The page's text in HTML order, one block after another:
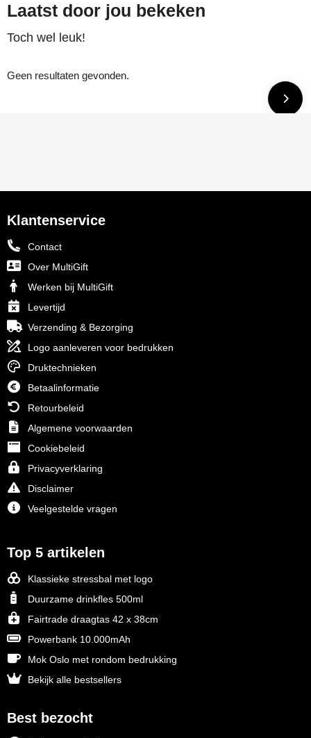
Laatst door jou bekeken
Toch wel leuk!
Geen resultaten gevonden.
Klantenservice
Contact
Over MultiGift
Werken bij MultiGift
Levertijd
Verzending & Bezorging
Logo aanleveren voor bedrukken
Druktechnieken
Betaalinformatie
Retourbeleid
Algemene voorwaarden
Cookiebeleid
Privacyverklaring
Disclaimer
Veelgestelde vragen
Top 5 artikelen
Klassieke stressbal met logo
Duurzame drinkfles 500ml
Fairtrade draagtas 42 x 38cm
Powerbank 10.000mAh
Mok Oslo met rondom bedrukking
Bekijk alle bestsellers
Best bezocht